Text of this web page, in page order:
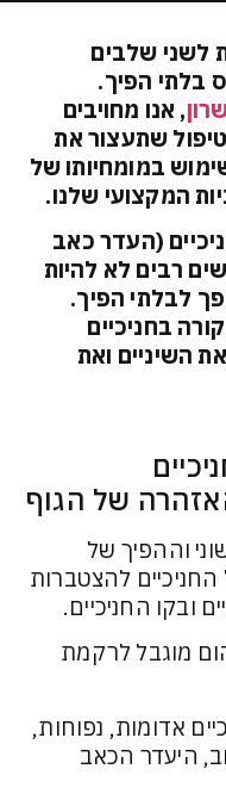
לשני שלבים
בלתי הפיך.
, אנו מחויבים
טיפול שתעצור את
במומחיותו של
המקצועי שלנו.
(העדר כאב
רבים לא להיות
לבלתי הפיך.
בחניכיים
השיניים ואת
וההפיך של
להצטברות
ובקו החניכיים.
מוגבל לרקמת
אדומות, נפוחות,
היעדר הכאב